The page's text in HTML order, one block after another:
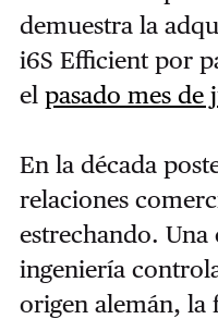
demuestra la
i6S Efficient por
el pasado mes de
En la década
relaciones
estrechando. Una
ingeniería
origen alemán, la